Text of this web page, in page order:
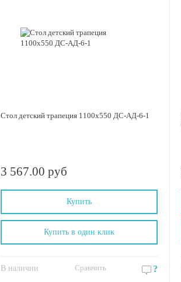
Стол детский трапеция 1100х550 ДС-АД-6-1
3 567.00 руб
Купить
В наличии Сравнить ?
Купить в один клик